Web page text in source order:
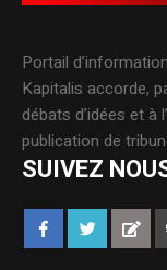
Portail
Kapitalis accorde,
débats d’idées et à
publication de
SUIVEZ